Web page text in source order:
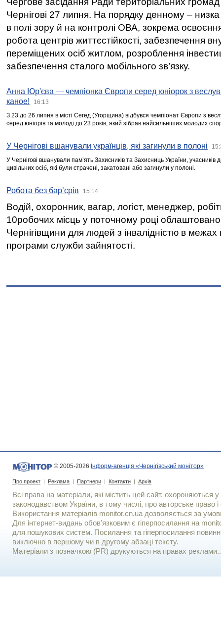
Чернігові 27 липня. На порядку денному –
в полі зору й на контролі ОВА, зокрема освоєння
робота центрів життєстійкості, забезпечення
переміщених осіб житлом, розроблення
забезпечення сталого мобільного зв’язку.
Анна Юр'єва — чемпіонка Європи серед юніорок з
каное!
16:13
З 23 до 26 липня в місті Сегед (Угорщина) відбувся чемпіонат Європи з
серед юніорів та молоді до 23 років, який зібрав найсильніших молодих
У Чернігові вшанували українців, які загинули в полоні
У Чернігові вшанували пам’ять Захисників та Захисниць України,
цивільних осіб, які були страчені, закатовані або загинули у полоні.
Робота без бар’єрів 15:14
Водій, охоронник, вагар, логіст, менеджер,
10робочих місць у поточному році
Чернігівщини для людей з інвалідністю в межах
програми служби зайнятості.
© 2005-2026 Інформ-агенція «Чернігівський монітор»
Про проект | Реклама | Партнери | Контакти | Архів
Всі права на матеріали, які містить цей сайт, охороняються у
законодавством України, в тому числі, про авторське право і
Використання матерiалiв monitor.cn.ua дозволяється за
Для iнтернет-видань обов'язковим є гiперпосилання на
для пошукових систем. Посилання та гіперпосилання
виключно в першому чи в другому абзаці тексту.
Матеріали з позначкою (PR) друкуються на правах реклами..